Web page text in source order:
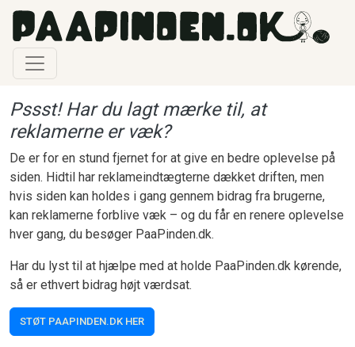
Gå til hovedindhold
Pssst! Har du lagt mærke til, at
reklamerne er væk?
De er for en stund fjernet for at give en bedre oplevelse på
siden. Hidtil har reklameindtægterne dækket driften, men
hvis siden kan holdes i gang gennem bidrag fra brugerne,
kan reklamerne forblive væk – og du får en renere oplevelse
hver gang, du besøger PaaPinden.dk.
Har du lyst til at hjælpe med at holde PaaPinden.dk kørende,
så er ethvert bidrag højt værdsat.
STØT PAAPINDEN.DK HER